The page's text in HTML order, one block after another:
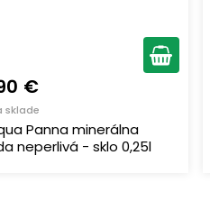
€
sklade
Panna minerálna
neperlivá - sklo 0,25l